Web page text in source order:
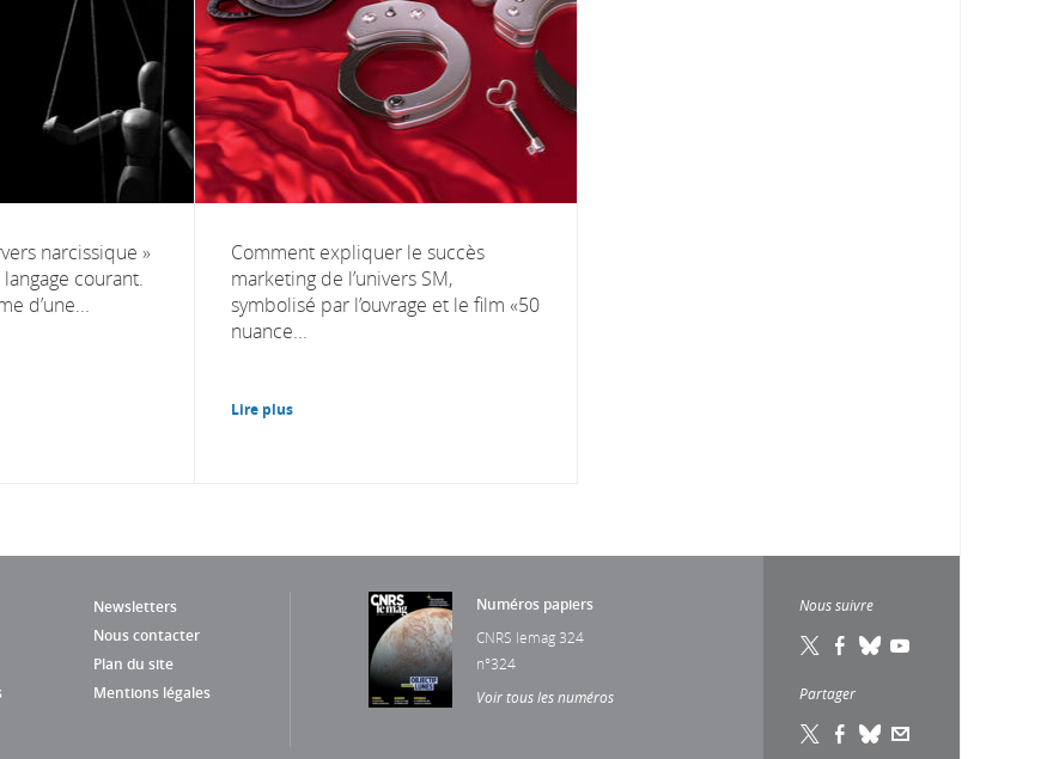
narcissique »
courant.
d’une...
Comment expliquer le succès
marketing de l’univers SM,
symbolisé par l’ouvrage et le film «50
nuance...
Lire plus
Newsletters
Nous contacter
Plan du site
Mentions légales
Numéros papiers
CNRS lemag 324
n°324
Voir tous les numéros
Nous suivre
Partager